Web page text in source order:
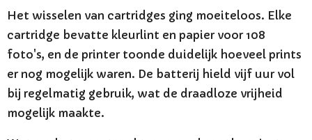
Het wisselen van cartridges ging moeiteloos. Elke
cartridge bevatte kleurlint en papier voor 108
foto's, en de printer toonde duidelijk hoeveel prints
er nog mogelijk waren. De batterij hield vijf uur vol
bij regelmatig gebruik, wat de draadloze vrijheid
mogelijk maakte.